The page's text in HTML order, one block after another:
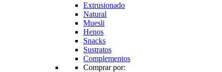
Extrusionado
Natural
Muesli
Henos
Snacks
Sustratos
Complementos
Comprar por: